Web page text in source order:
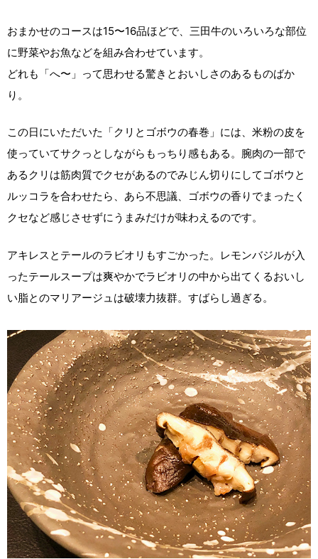
おまかせのコースは15〜16品ほどで、三田牛のいろいろな部位
に野菜やお魚などを組み合わせています。
どれも「へ〜」って思わせる驚きとおいしさのあるものばか
り。
この日にいただいた「クリとゴボウの春巻」には、米粉の皮を
使っていてサクっとしながらもっちり感もある。腕肉の一部で
あるクリは筋肉質でクセがあるのでみじん切りにしてゴボウと
ルッコラを合わせたら、あら不思議、ゴボウの香りでまったく
クセなど感じさせずにうまみだけが味わえるのです。
アキレスとテールのラビオリもすごかった。レモンバジルが入
ったテールスープは爽やかでラビオリの中から出てくるおいし
い脂とのマリアージュは破壊力抜群。すばらし過ぎる。